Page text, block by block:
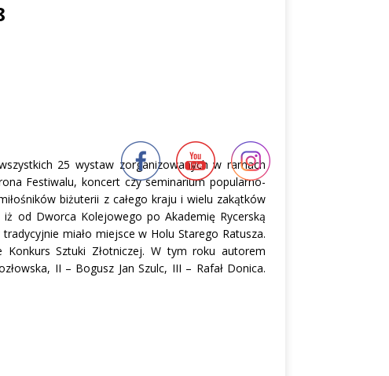
25 wystaw zorganizowanych w ramach
Festiwalu, koncert czy seminarium popularno-
biżuterii z całego kraju i wielu zakątków
od Dworca Kolejowego po Akademię Rycerską
tradycyjnie miało miejsce w Holu Starego Ratusza.
Sztuki Złotniczej. W tym roku autorem
II – Bogusz Jan Szulc, III – Rafał Donica.